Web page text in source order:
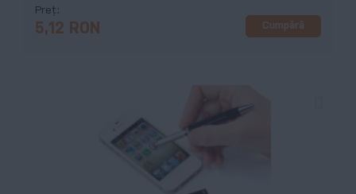
Preț
5,12 RON Cumpără